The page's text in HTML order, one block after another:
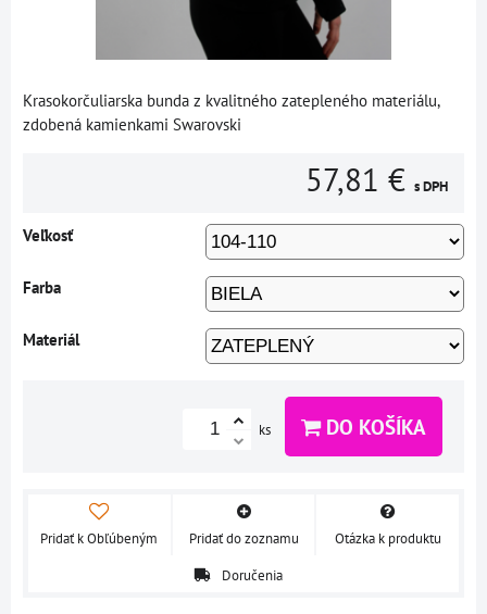
Krasokorčuliarska bunda z kvalitného zatepleného materiálu,
zdobená kamienkami Swarovski
57,81 € s DPH
Veľkosť
Farba
Materiál
ks DO KOŠÍKA
Pridať k Obľúbeným Pridať do zoznamu
Otázka k produktu
Doručenia